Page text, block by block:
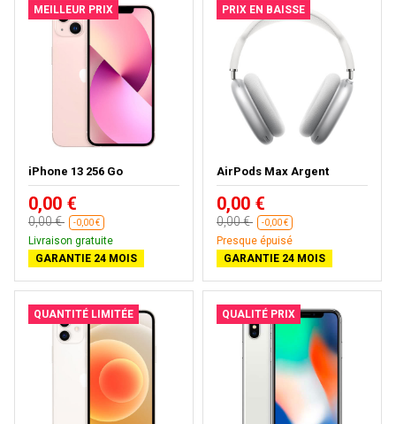
MEILLEUR PRIX
iPhone 13 256 Go
0,00 €
0,00 € -0,00 €
Livraison gratuite
GARANTIE 24 MOIS
PRIX EN BAISSE
AirPods Max Argent
0,00 €
0,00 € -0,00 €
Presque épuisé
GARANTIE 24 MOIS
QUANTITÉ LIMITÉE QUALITÉ PRIX